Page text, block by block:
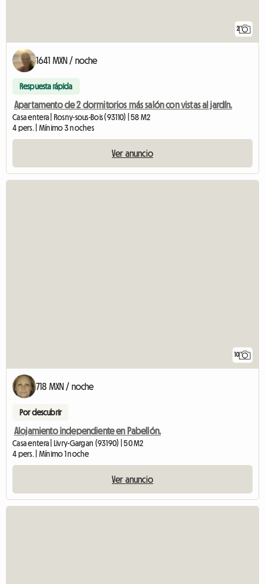
2
1641 MXN / noche
Respuesta rápida
Apartamento de 2 dormitorios más salón con vistas al jardín.
Casa entera | Rosny-sous-Bois (93110) | 58 M2
4 pers. | Mínimo 3 noches
Ver anuncio
10
718 MXN / noche
Por descubrir
Alojamiento independiente en Pabellón.
Casa entera | Livry-Gargan (93190) | 50 M2
4 pers. | Mínimo 1 noche
Ver anuncio